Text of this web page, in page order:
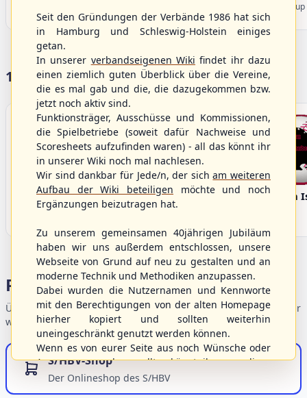
Championship B Pool 2026 - Group
Germany
17 Vereine im S/HBV
Bargenstedt
Beavers
Elmshorn Alligators Fehmarn
Portalbereiche
Übersicht der Verbandsbereiche – wählen Sie einen Einstieg für
weiterführende Informationen.
S/HBV-Shop
Der Onlineshop des S/HBV
Seit den Gründungen der Verbände 1986 hat sich
in Hamburg und Schleswig-Holstein einiges
getan.
In unserer verbandseigenen Wiki findet ihr dazu
einen ziemlich guten Überblick über die Vereine,
die es mal gab und die, die dazugekommen bzw.
jetzt noch aktiv sind.
Funktionsträger, Ausschüsse und Kommissionen,
die Spielbetriebe (soweit dafür Nachweise und
Scoresheets aufzufinden waren) - all das könnt ihr
in unserer Wiki noch mal nachlesen.
Wir sind dankbar für Jede/n, der sicham weiteren
Aufbau der Wiki beteiligen möchte und noch
Ergänzungen beizutragen hat.
Zu unserem gemeinsamen 40jährigen Jubiläum
haben wir uns außerdem entschlossen, unsere
Webseite von Grund auf neu zu gestalten und an
moderne Technik und Methodiken anzupassen.
Dabei wurden die Nutzernamen und Kennworte
mit den Berechtigungen von der alten Homepage
hierher kopiert und sollten weiterhin
uneingeschränkt genutzt werden können.
Wenn es von eurer Seite aus noch Wünsche oder
Anregungen geben sollte, könnt ihr uns diese
gerne an die Verbandsadresse
schicken.